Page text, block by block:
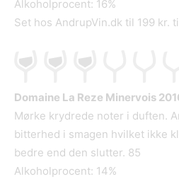
Alkoholprocent: 16%
Set hos AndrupVin.dk til 199 kr.
Domaine La Reze Minervois
Mørke krydrede noter i duften.
bitterhed i smagen hvilket ikke
bedre end den slutter. 85
Alkoholprocent: 14%